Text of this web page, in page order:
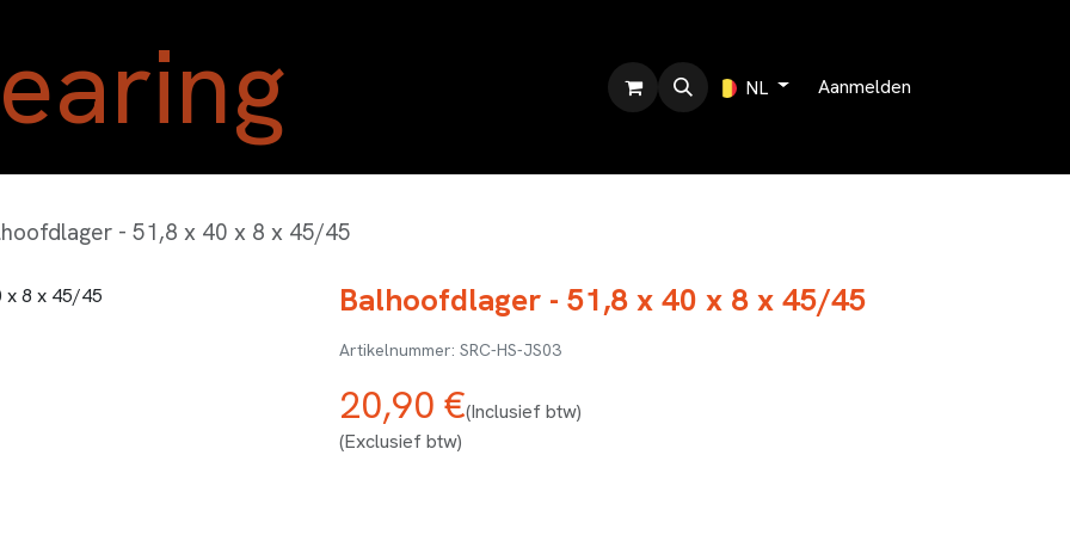
NL Aanmelden
- 51,8 x 40 x 8 x 45/45
Balhoofdlager - 51,8 x 40 x 8 x 45/45
SRC-HS-JS03
20,90 €(Inclusief btw)
(Exclusief btw)